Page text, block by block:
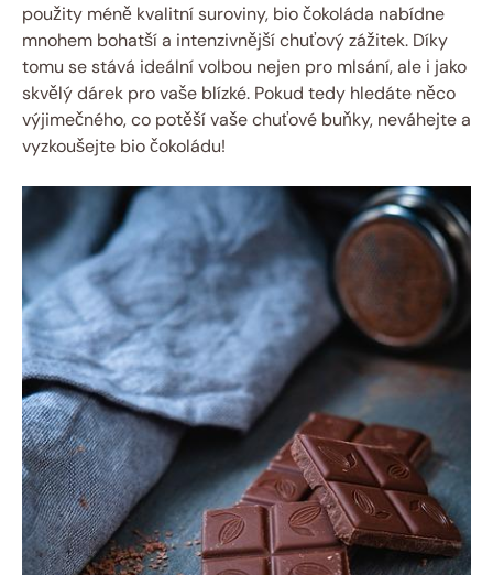
použity méně kvalitní suroviny, bio čokoláda nabídne
mnohem bohatší a intenzivnější chuťový zážitek. Díky
tomu se stává ideální volbou nejen pro mlsání, ale i jako
skvělý dárek pro vaše blízké. Pokud tedy hledáte něco
výjimečného, co potěší vaše chuťové buňky, neváhejte a
vyzkoušejte bio čokoládu!